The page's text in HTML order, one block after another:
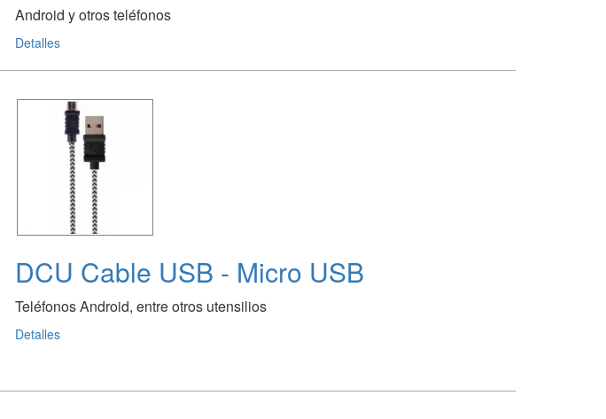
Android y otros teléfonos
Detalles
DCU Cable USB - Micro USB
Teléfonos Android, entre otros utensilios
Detalles